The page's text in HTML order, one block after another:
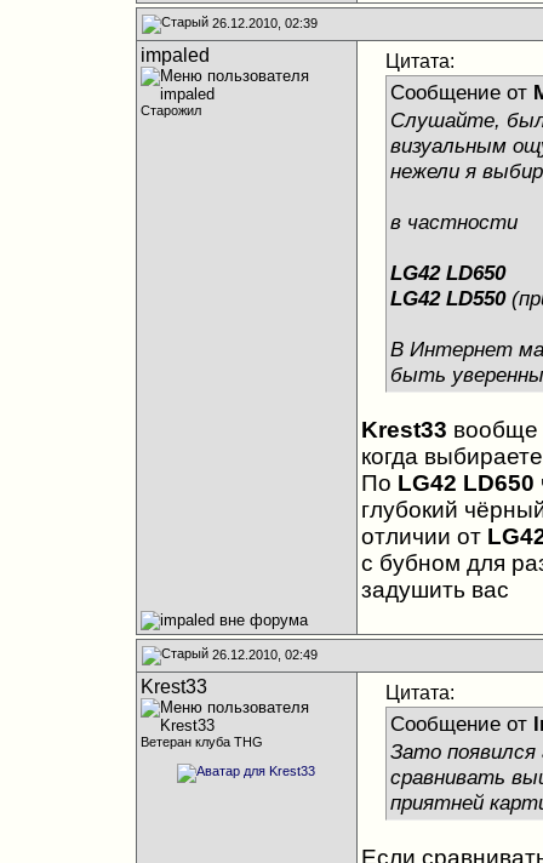
26.12.2010, 02:39
impaled
Старожил
Цитата:
Сообщение от
Слушайте,
визуальным
нежели я
в частности
LG42 LD650
LG42 LD550
В Интернет
быть
Krest33 вообще
когда
По LG42 LD650
глубокий
отличии от
с бубном для
задушить вас
26.12.2010, 02:49
Krest33
Ветеран клуба THG
Цитата:
Сообщение от
Зато появился
сравнивать
приятней
Если